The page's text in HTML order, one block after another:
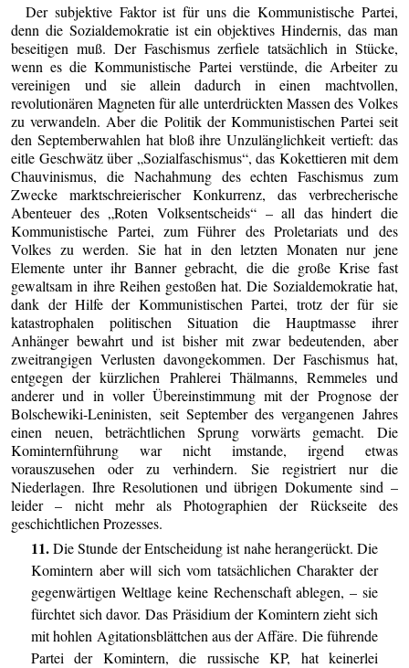
Der subjektive Faktor ist für uns die Kommunistische Partei,
denn die Sozialdemokratie ist ein objektives Hindernis, das man
beseitigen muß. Der Faschismus zerfiele tatsächlich in Stücke,
wenn es die Kommunistische Partei verstünde, die Arbeiter zu
vereinigen und sie allein dadurch in einen machtvollen,
revolutionären Magneten für alle unterdrückten Massen des Volkes
zu verwandeln. Aber die Politik der Kommunistischen Partei seit
den Septemberwahlen hat bloß ihre Unzulänglichkeit vertieft: das
eitle Geschwätz über „Sozialfaschismus“, das Kokettieren mit dem
Chauvinismus, die Nachahmung des echten Faschismus zum
Zwecke marktschreierischer Konkurrenz, das verbrecherische
Abenteuer des „Roten Volksentscheids“ – all das hindert die
Kommunistische Partei, zum Führer des Proletariats und des
Volkes zu werden. Sie hat in den letzten Monaten nur jene
Elemente unter ihr Banner gebracht, die die große Krise fast
gewaltsam in ihre Reihen gestoßen hat. Die Sozialdemokratie hat,
dank der Hilfe der Kommunistischen Partei, trotz der für sie
katastrophalen politischen Situation die Hauptmasse ihrer
Anhänger bewahrt und ist bisher mit zwar bedeutenden, aber
zweitrangigen Verlusten davongekommen. Der Faschismus hat,
entgegen der kürzlichen Prahlerei Thälmanns, Remmeles und
anderer und in voller Übereinstimmung mit der Prognose der
Bolschewiki-Leninisten, seit September des vergangenen Jahres
einen neuen, beträchtlichen Sprung vorwärts gemacht. Die
Kominternführung war nicht imstande, irgend etwas
vorauszusehen oder zu verhindern. Sie registriert nur die
Niederlagen. Ihre Resolutionen und übrigen Dokumente sind –
leider – nicht mehr als Photographien der Rückseite des
geschichtlichen Prozesses.
11.Die Stunde der Entscheidung ist nahe herangerückt. Die
Komintern aber will sich vom tatsächlichen Charakter der
gegenwärtigen Weltlage keine Rechenschaft ablegen, – sie
fürchtet sich davor. Das Präsidium der Komintern zieht sich
mit hohlen Agitationsblättchen aus der Affäre. Die führende
Partei der Komintern, die russische KP, hat keinerlei